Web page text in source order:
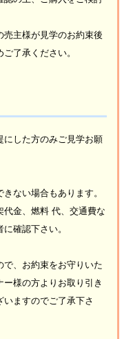
売主様が見学のお約束後
了承ください。
にした方のみご見学お願
ない場合もあります。
代金、燃料 代、交通費な
確認下さい。
、お約束をお守りいた
様の方よりお取り引き
ますのでご了承下さ